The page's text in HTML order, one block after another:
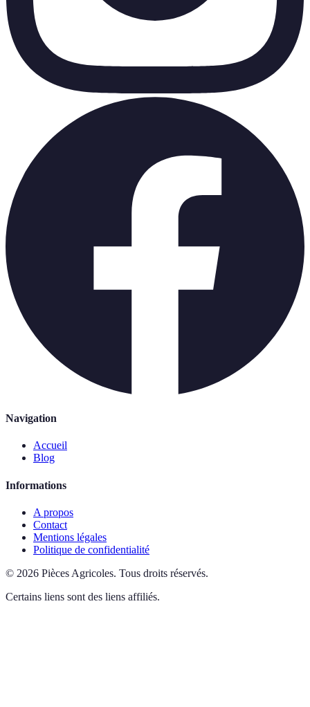
Navigation
Accueil
Blog
Informations
A propos
Contact
Mentions légales
Politique de confidentialité
© 2026 Pièces Agricoles. Tous droits réservés.
Certains liens sont des liens affiliés.